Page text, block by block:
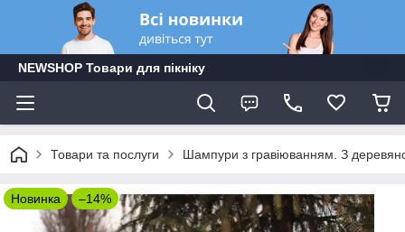
NEWSHOP Товари для пікніку
Товари та послуги Шампури з гравіюванням. З
Новинка –14%